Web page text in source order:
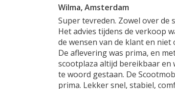
Wilma, Amsterdam
Super tevreden. Zowel over de
Het advies tijdens de verkoop
de wensen van de klant en
De aflevering was prima, en
scootplaza altijd bereikbaar
te woord gestaan. De
prima. Lekker snel, stabiel,